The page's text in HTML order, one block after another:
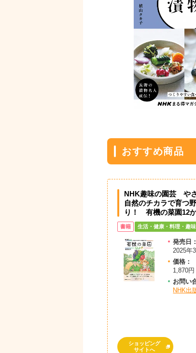
おすすめ商品
NHK趣味の園芸 や
自然のチカラで育つ
り！ 有機の菜園12
書籍 生活・健康・料理・趣
発売日：
2025年
価格：
1,870円
お問い
NHK出
ショッピング
サイトへ